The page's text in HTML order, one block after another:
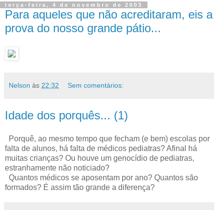
terça-feira, 4 de novembro de 2003
Para aqueles que não acreditaram, eis a
prova do nosso grande pátio...
Nelson às 22:32 Sem comentários:
Idade dos porquês... (1)
Porquê, ao mesmo tempo que fecham (e bem) escolas por
falta de alunos, há falta de médicos pediatras? Afinal há
muitas crianças? Ou houve um genocídio de pediatras,
estranhamente não noticiado?
Quantos médicos se aposentam por ano? Quantos são
formados? É assim tão grande a diferença?